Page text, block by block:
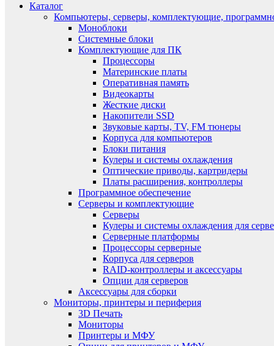
Каталог
Компьютеры, серверы, комплектующие,
Моноблоки
Системные блоки
Комплектующие для ПК
Процессоры
Материнские платы
Оперативная память
Видеокарты
Жесткие диски
Накопители SSD
Звуковые карты, TV, FM тюнеры
Корпуса для компьютеров
Блоки питания
Кулеры и системы охлаждения
Оптические приводы, картридеры
Платы расширения, контроллеры
Программное обеспечение
Серверы и комплектующие
Серверы
Кулеры и системы охлаждения для
Серверные платформы
Процессоры серверные
Корпуса для серверов
RAID-контроллеры и аксессуары
Опции для серверов
Аксессуары для сборки
Мониторы, принтеры и периферия
3D Печать
Мониторы
Принтеры и МФУ